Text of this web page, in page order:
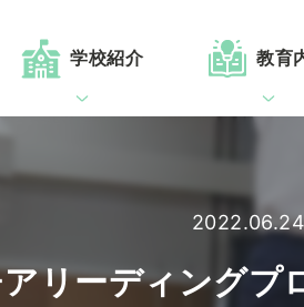
学校紹介 教育
リーディングプ